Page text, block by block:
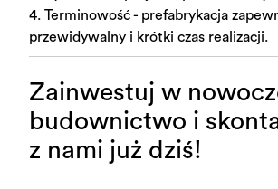
4. Terminowość - prefabrykacja
przewidywalny i krótki czas realizacji.
Zainwestuj w
budownictwo i
z nami już dziś!